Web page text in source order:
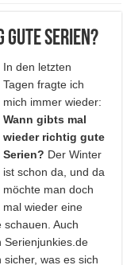
Serien?
In den letzten
Tagen fragte ich
mich immer wieder:
Wann gibts mal
wieder richtig gute
Serien? Der Winter
ist schon da, und da
möchte man doch
mal wieder eine
Auch
Serienjunkies.de
was es sich